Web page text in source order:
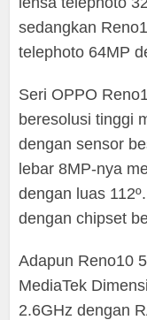
sedangkan
telephoto 64MP
Seri OPPO
beresolusi tinggi
dengan sensor
lebar 8MP-nya
dengan luas
dengan chipset
Adapun Reno10
MediaTek
2.6GHz dengan